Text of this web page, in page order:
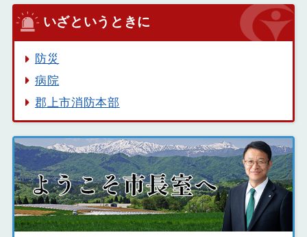
いざというときに
防災
病院
郡上市消防本部